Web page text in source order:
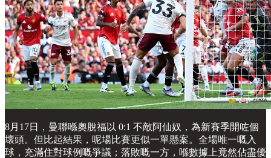
8月17日，曼聯喺奧脫福以 0:1 不敵阿仙奴，為新賽季開咗個
壞頭。但比起結果，呢場比賽更似一單懸案。全場唯一嘅入
球，充滿住對球例嘅爭議；落敗嘅一方，喺數據上竟然佔盡優